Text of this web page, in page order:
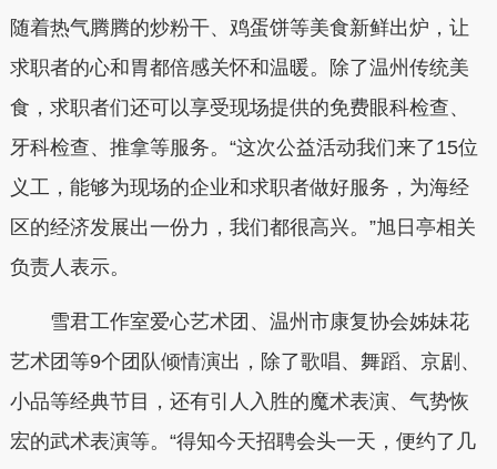
随着热气腾腾的炒粉干、鸡蛋饼等美食新鲜出炉，让
求职者的心和胃都倍感关怀和温暖。除了温州传统美
食，求职者们还可以享受现场提供的免费眼科检查、
牙科检查、推拿等服务。“这次公益活动我们来了15位
义工，能够为现场的企业和求职者做好服务，为海经
区的经济发展出一份力，我们都很高兴。”旭日亭相关
负责人表示。
雪君工作室爱心艺术团、温州市康复协会姊妹花
艺术团等9个团队倾情演出，除了歌唱、舞蹈、京剧、
小品等经典节目，还有引人入胜的魔术表演、气势恢
宏的武术表演等。“得知今天招聘会头一天，便约了几